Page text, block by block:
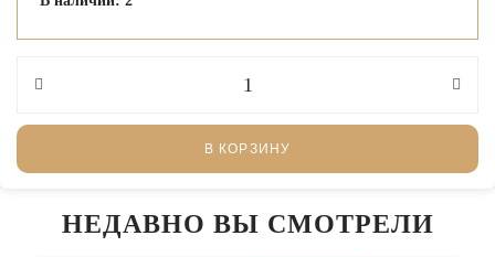
В КОРЗИНУ
НЕДАВНО ВЫ СМОТРЕЛИ